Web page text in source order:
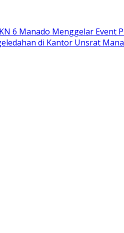
6 Manado Menggelar Event
di Kantor Unsrat